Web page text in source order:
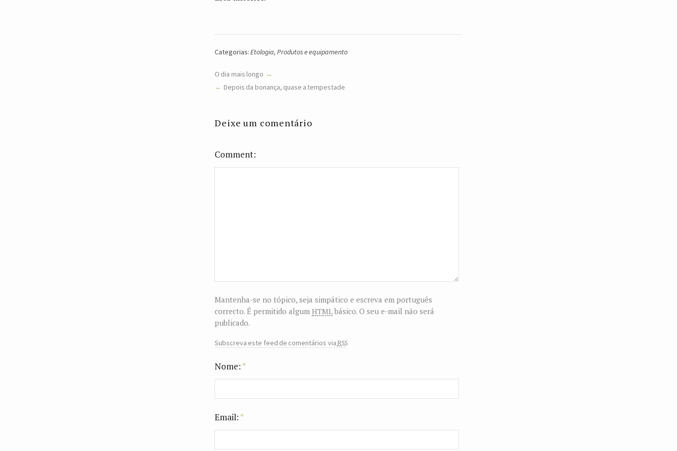
Categorias:Etologia, Produtos e equipamento
O dia mais longo
Depois da bonança, quase a tempestade
Deixe um comentário
Comment
Mantenha-se no tópico, seja simpático e escreva em português
correcto. É permitido algum htmlbásico. O seu e-mail não será
publicado.
Subscreva este feed de comentários via rss
Nome:*
Email:*